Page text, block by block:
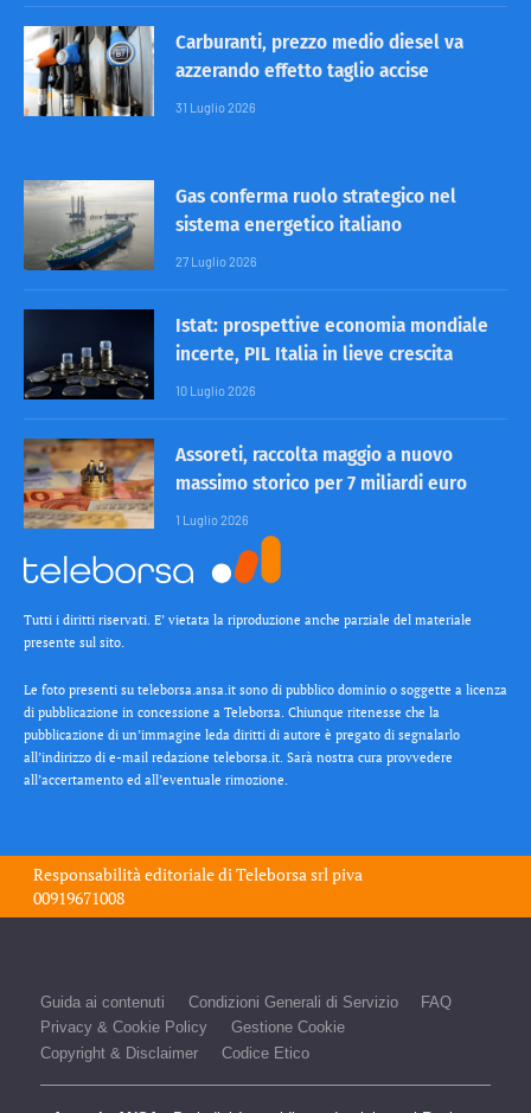
Carburanti, prezzo medio diesel va
azzerando effetto taglio accise
31 Luglio 2026
Gas conferma ruolo strategico nel
sistema energetico italiano
27 Luglio 2026
Istat: prospettive economia mondiale
incerte, PIL Italia in lieve crescita
10 Luglio 2026
Assoreti, raccolta maggio a nuovo
massimo storico per 7 miliardi euro
1 Luglio 2026
Tutti i diritti riservati. E’ vietata la riproduzione anche parziale del materiale
presente sul sito.
Le foto presenti su teleborsa.ansa.it sono di pubblico dominio o soggette a licenza
di pubblicazione in concessione a Teleborsa. Chiunque ritenesse che la
pubblicazione di un’immagine leda diritti di autore è pregato di segnalarlo
all’indirizzo di e-mail redazione teleborsa.it. Sarà nostra cura provvedere
all’accertamento ed all’eventuale rimozione.
Responsabilità editoriale diTeleborsa srl piva
00919671008
Guida ai contenuti Condizioni Generali di Servizio
FAQ
Privacy & Cookie Policy
Gestione Cookie
Copyright & Disclaimer
Codice Etico